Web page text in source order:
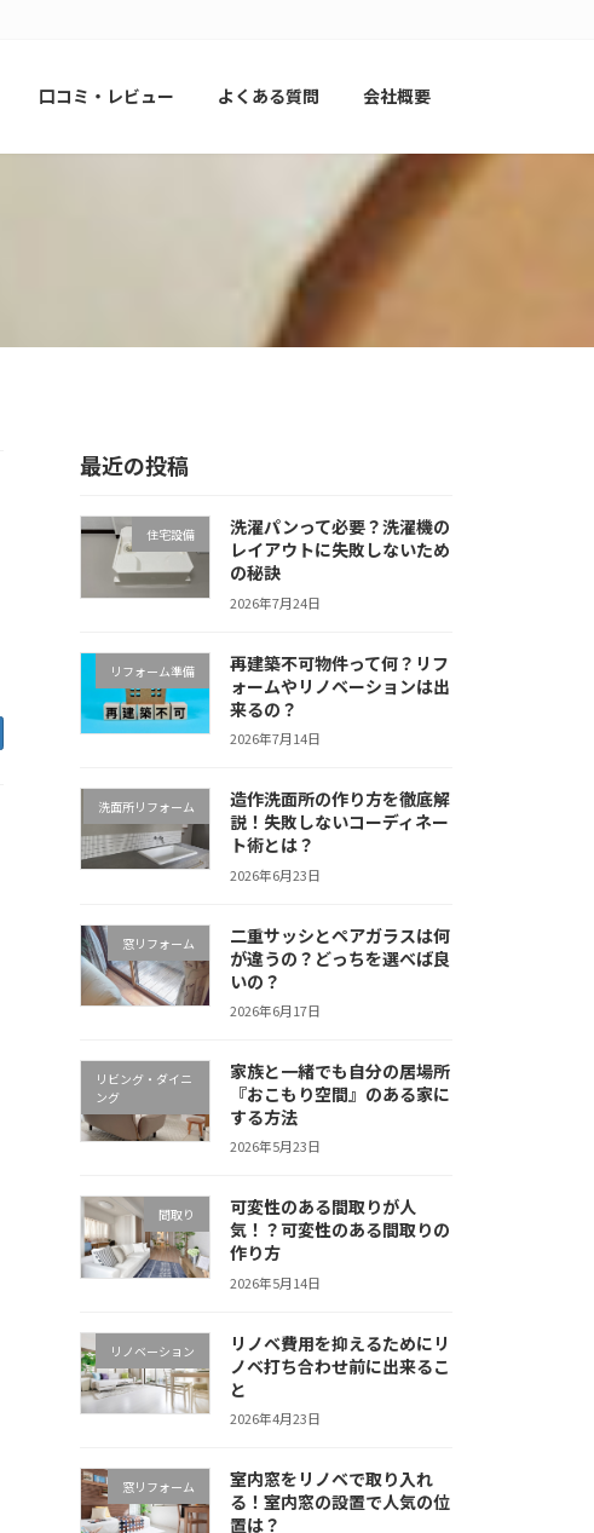
口コミ・レビュー よくある質問 会社概要
最近の投稿
住宅設備
洗濯パンって必要？洗濯機の
レイアウトに失敗しないため
の秘訣
2026年7月24日
リフォーム準備
再建築不可物件って何？リフ
ォームやリノベーションは出
来るの？
2026年7月14日
洗面所リフォーム
造作洗面所の作り方を徹底解
説！失敗しないコーディネー
ト術とは？
2026年6月23日
窓リフォーム
二重サッシとペアガラスは何
が違うの？どっちを選べば良
いの？
2026年6月17日
リビング・ダイニ
ング
家族と一緒でも自分の居場所
『おこもり空間』のある家に
する方法
2026年5月23日
間取り
可変性のある間取りが人
気！？可変性のある間取りの
作り方
2026年5月14日
リノベーション
リノベ費用を抑えるためにリ
ノベ打ち合わせ前に出来るこ
と
2026年4月23日
窓リフォーム
室内窓をリノベで取り入れ
る！室内窓の設置で人気の位
置は？